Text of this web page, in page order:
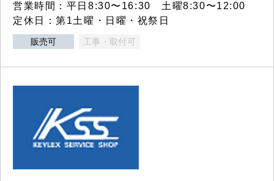
営業時間：平日8:30〜16:30 土曜8:30〜12:00
定休日：第1土曜・日曜・祝祭日
販売可 工事・取付可